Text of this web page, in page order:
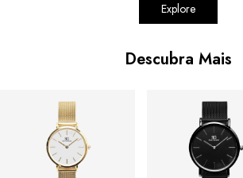
Explore
Descubra Mais